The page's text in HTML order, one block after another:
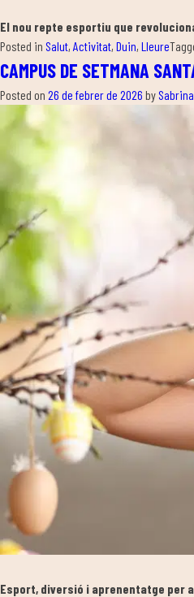
El nou repte esportiu que
Posted in Salut, Activitat, Duin, Lleure
CAMPUS DE SETMANA
Posted on 26 de febrer de 2026 by
Esport, diversió i aprenentatge per